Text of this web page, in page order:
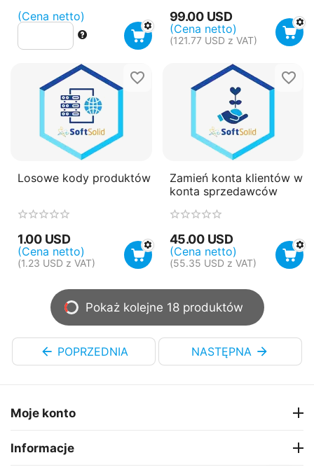
(Cena netto) 99.00 USD
(Cena netto)
(121.77 USD z VAT)
Losowe kody produktów
1.00 USD
(Cena netto)
(1.23 USD z VAT)
Zamień konta klientów w
konta sprzedawców
45.00 USD
(Cena netto)
(55.35 USD z VAT)
Pokaż kolejne 18 produktów
POPRZEDNIA NASTĘPNA
Moje konto
Informacje